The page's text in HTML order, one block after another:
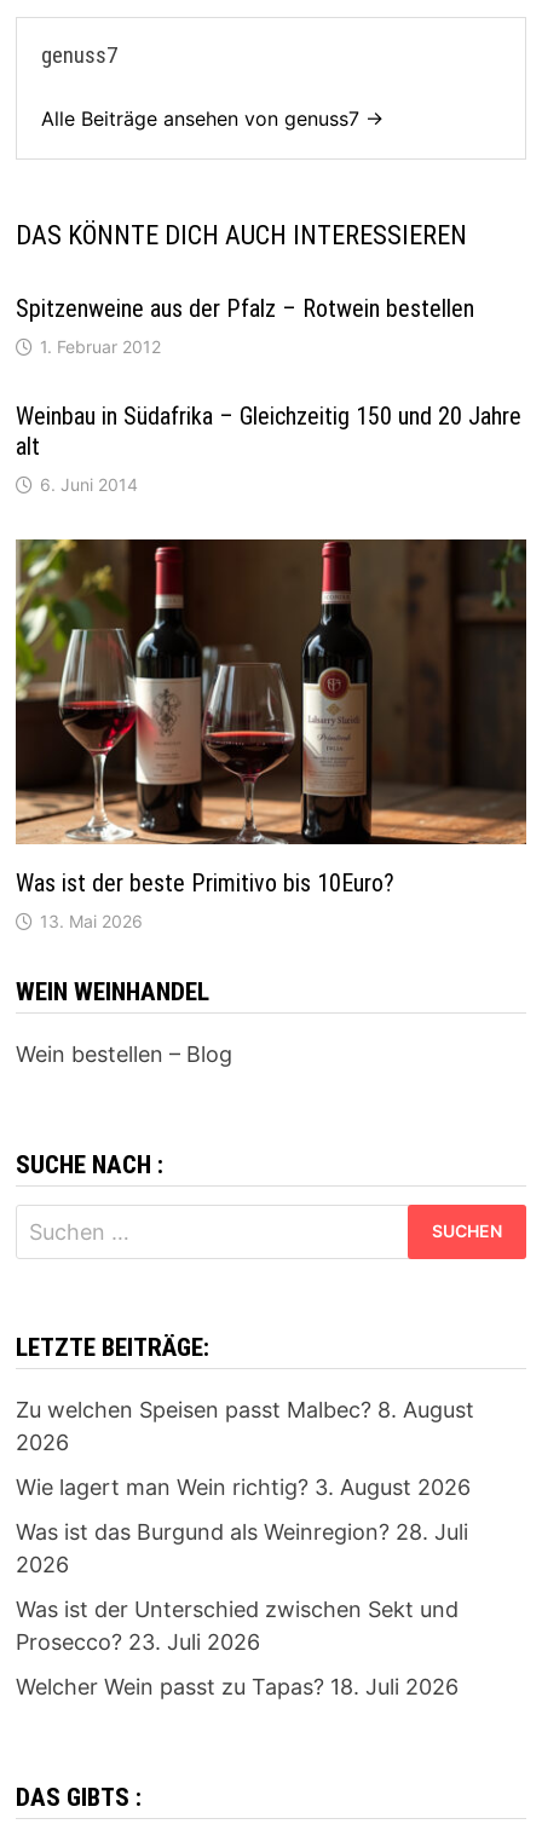
genuss7
Alle Beiträge ansehen von genuss7 →
DAS KÖNNTE DICH AUCH INTERESSIEREN
Spitzenweine aus der Pfalz – Rotwein bestellen
1. Februar 2012
Weinbau in Südafrika – Gleichzeitig 150 und 20 Jahre
alt
6. Juni 2014
Was ist der beste Primitivo bis 10Euro?
13. Mai 2026
WEIN WEINHANDEL
Wein bestellen – Blog
SUCHE NACH :
Suchen
nach:
LETZTE BEITRÄGE:
Zu welchen Speisen passt Malbec? 8. August
2026
Wie lagert man Wein richtig? 3. August 2026
Was ist das Burgund als Weinregion? 28. Juli
2026
Was ist der Unterschied zwischen Sekt und
Prosecco? 23. Juli 2026
Welcher Wein passt zu Tapas? 18. Juli 2026
DAS GIBTS :